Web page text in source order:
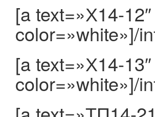
[a text=»Х14-
color=»white»]/
[a text=»Х14-
color=»white»]/